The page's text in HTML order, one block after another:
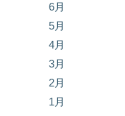
6月
5月
4月
3月
2月
1月